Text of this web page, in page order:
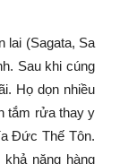
lai (Sagata, Sa
Sau khi cúng
Họ dọn nhiều
tắm rửa thay y
Đức Thế Tôn.
năng hàng